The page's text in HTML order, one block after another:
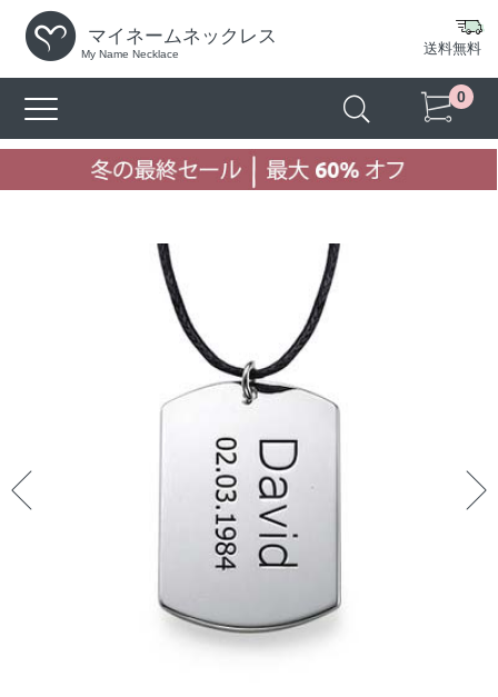
マイネームネックレス
My Name Necklace 送料無料
0